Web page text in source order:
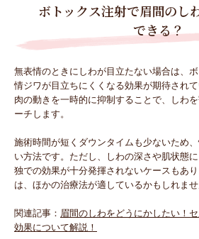
ボトックス注射で眉間のし
できる？
無表情のときにしわが目立たない場合は、
情ジワが目立ちにくくなる効果が期待され
肉の動きを一時的に抑制することで、しわ
ーチします。
施術時間が短くダウンタイムも少ないため
い方法です。ただし、しわの深さや肌状態
独での効果が十分発揮されないケースもあ
は、ほかの治療法が適しているかもしれませ
関連記事： 眉間のしわをどうにかしたい！
効果について解説！